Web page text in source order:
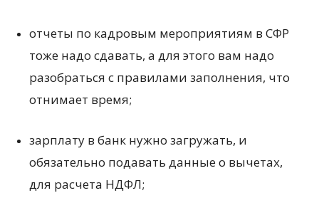
отчеты по кадровым мероприятиям в СФР
тоже надо сдавать, а для этого вам надо
разобраться с правилами заполнения, что
отнимает время;
зарплату в банк нужно загружать, и
обязательно подавать данные о вычетах,
для расчета НДФЛ;